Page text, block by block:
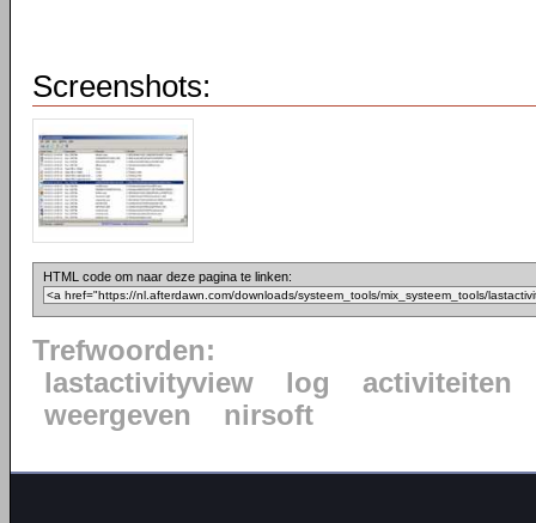
Screenshots:
HTML code om naar deze pagina te linken:
Trefwoorden:
lastactivityview
log
activiteiten
weergeven
nirsoft